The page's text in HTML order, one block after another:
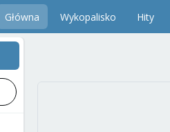
Główna Wykopalisko Hity